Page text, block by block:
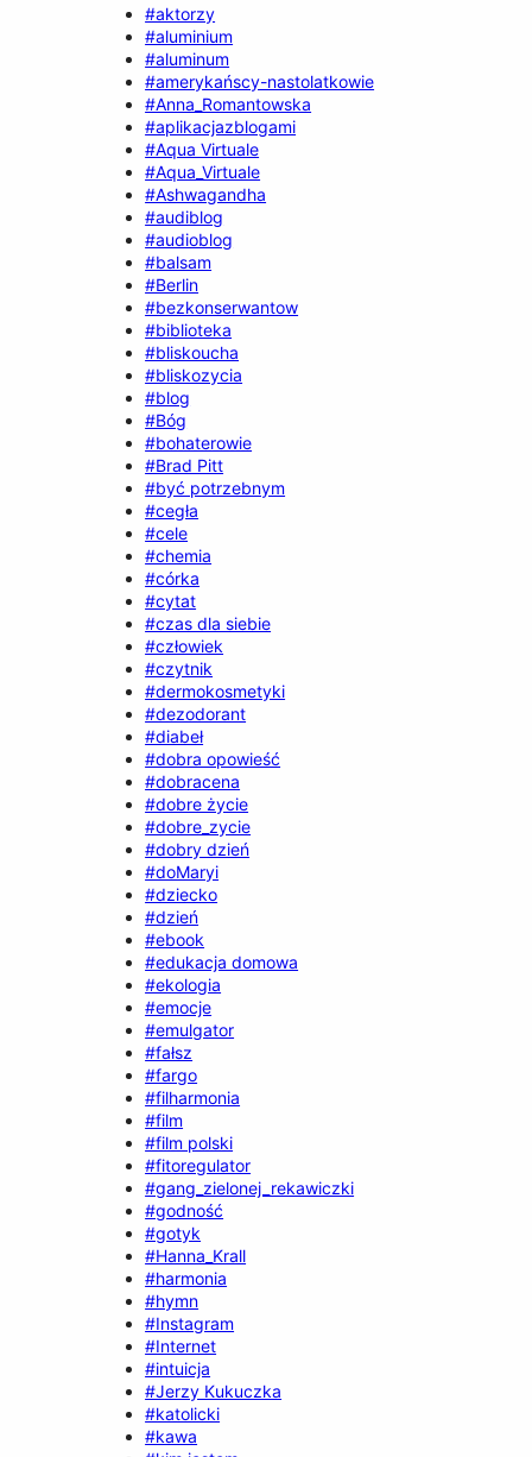
#aktorzy
#aluminium
#aluminum
#amerykańscy-nastolatkowie
#Anna_Romantowska
#aplikacjazblogami
#Aqua Virtuale
#Aqua_Virtuale
#Ashwagandha
#audiblog
#audioblog
#balsam
#Berlin
#bezkonserwantow
#biblioteka
#bliskoucha
#bliskozycia
#blog
#Bóg
#bohaterowie
#Brad Pitt
#być potrzebnym
#cegła
#cele
#chemia
#córka
#cytat
#czas dla siebie
#człowiek
#czytnik
#dermokosmetyki
#dezodorant
#diabeł
#dobra opowieść
#dobracena
#dobre życie
#dobre_zycie
#dobry dzień
#doMaryi
#dziecko
#dzień
#ebook
#edukacja domowa
#ekologia
#emocje
#emulgator
#fałsz
#fargo
#filharmonia
#film
#film polski
#fitoregulator
#gang_zielonej_rekawiczki
#godność
#gotyk
#Hanna_Krall
#harmonia
#hymn
#Instagram
#Internet
#intuicja
#Jerzy Kukuczka
#katolicki
#kawa